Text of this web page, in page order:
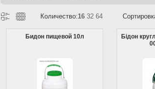
Количество:16 32 64
Бидон пищевой 10л
Бідон